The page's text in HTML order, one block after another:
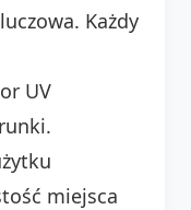
Każdy
UV
miejsca